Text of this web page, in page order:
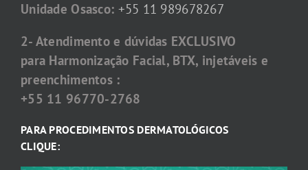
Unidade Osasco: +55 11 989678267
2- Atendimento e dúvidas EXCLUSIVO
para Harmonização Facial, BTX, injetáveis e
preenchimentos :
+55 11 96770-2768
PARA PROCEDIMENTOS DERMATOLÓGICOS
CLIQUE: